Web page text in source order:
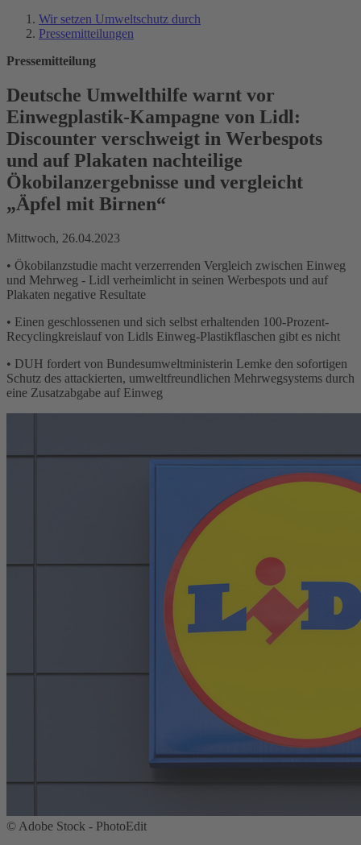
Wir setzen Umweltschutz durch
Pressemitteilungen
Pressemitteilung
Deutsche Umwelthilfe warnt vor
Einwegplastik-Kampagne von Lidl:
Discounter verschweigt in Werbespots
und auf Plakaten nachteilige
Ökobilanzergebnisse und vergleicht
„Äpfel mit Birnen“
Mittwoch, 26.04.2023
• Ökobilanzstudie macht verzerrenden Vergleich zwischen Einweg
und Mehrweg - Lidl verheimlicht in seinen Werbespots und auf
Plakaten negative Resultate
• Einen geschlossenen und sich selbst erhaltenden 100-Prozent-
Recyclingkreislauf von Lidls Einweg-Plastikflaschen gibt es nicht
• DUH fordert von Bundesumweltministerin Lemke den sofortigen
Schutz des attackierten, umweltfreundlichen Mehrwegsystems durch
eine Zusatzabgabe auf Einweg
© Adobe Stock - PhotoEdit